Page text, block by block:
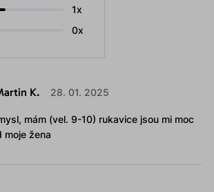
1x
0x
K. 28. 01. 2025
mám (vel. 9-10) rukavice jsou mi moc
moje žena